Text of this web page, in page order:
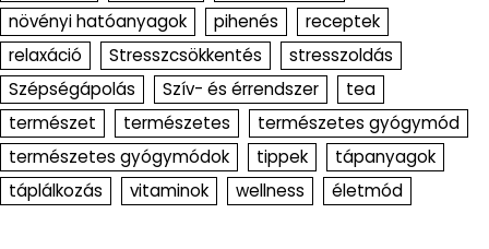
növényi hatóanyagok pihenés
receptek
relaxáció
Stresszcsökkentés
stresszoldás
Szépségápolás
Szív- és érrendszer
tea
természet
természetes
természetes gyógymód
természetes gyógymódok
tippek
tápanyagok
táplálkozás
vitaminok wellness életmód